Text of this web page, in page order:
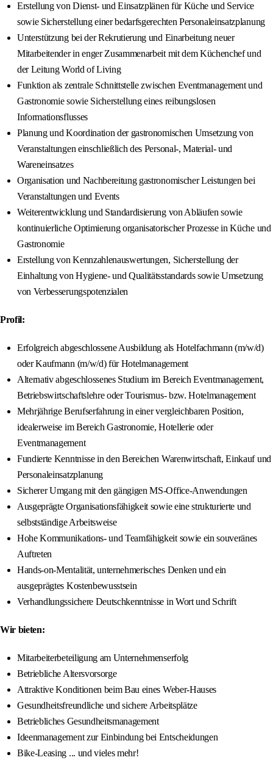
Erstellung von Dienst- und Einsatzplänen für Küche und Service
sowie Sicherstellung einer bedarfsgerechten Personaleinsatzplanung
Unterstützung bei der Rekrutierung und Einarbeitung neuer
Mitarbeitender in enger Zusammenarbeit mit dem Küchenchef und
der Leitung World of Living
Funktion als zentrale Schnittstelle zwischen Eventmanagement und
Gastronomie sowie Sicherstellung eines reibungslosen
Informationsflusses
Planung und Koordination der gastronomischen Umsetzung von
Veranstaltungen einschließlich des Personal-, Material- und
Wareneinsatzes
Organisation und Nachbereitung gastronomischer Leistungen bei
Veranstaltungen und Events
Weiterentwicklung und Standardisierung von Abläufen sowie
kontinuierliche Optimierung organisatorischer Prozesse in Küche und
Gastronomie
Erstellung von Kennzahlenauswertungen, Sicherstellung der
Einhaltung von Hygiene- und Qualitätsstandards sowie Umsetzung
von Verbesserungspotenzialen
Profil:
Erfolgreich abgeschlossene Ausbildung als Hotelfachmann (m/w/d)
oder Kaufmann (m/w/d) für Hotelmanagement
Alternativ abgeschlossenes Studium im Bereich Eventmanagement,
Betriebswirtschaftslehre oder Tourismus- bzw. Hotelmanagement
Mehrjährige Berufserfahrung in einer vergleichbaren Position,
idealerweise im Bereich Gastronomie, Hotellerie oder
Eventmanagement
Fundierte Kenntnisse in den Bereichen Warenwirtschaft, Einkauf und
Personaleinsatzplanung
Sicherer Umgang mit den gängigen MS-Office-Anwendungen
Ausgeprägte Organisationsfähigkeit sowie eine strukturierte und
selbstständige Arbeitsweise
Hohe Kommunikations- und Teamfähigkeit sowie ein souveränes
Auftreten
Hands-on-Mentalität, unternehmerisches Denken und ein
ausgeprägtes Kostenbewusstsein
Verhandlungssichere Deutschkenntnisse in Wort und Schrift
Wir bieten:
Mitarbeiterbeteiligung am Unternehmenserfolg
Betriebliche Altersvorsorge
Attraktive Konditionen beim Bau eines Weber-Hauses
Gesundheitsfreundliche und sichere Arbeitsplätze
Betriebliches Gesundheitsmanagement
Ideenmanagement zur Einbindung bei Entscheidungen
Bike-Leasing ... und vieles mehr!